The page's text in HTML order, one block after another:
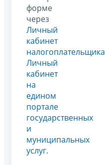
форме
через
Личный
кабинет
налогоплательщика
Личный
кабинет
на
едином
портале
государственных
и
муниципальных
услуг.